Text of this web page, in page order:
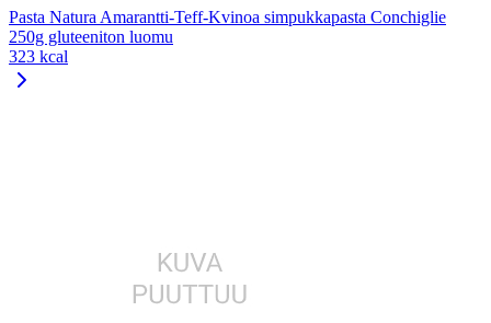
Pasta Natura Amarantti-Teff-Kvinoa simpukkapasta Conchiglie
250g gluteeniton luomu
323 kcal